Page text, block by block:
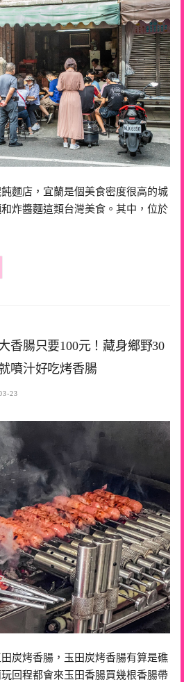
麵店，宜蘭是個美食密度很高的城
炸醬麵這類台灣美食。其中，位於
香腸只要100元！藏身鄉野30
噴汁好吃烤香腸
23
炭烤香腸，玉田炭烤香腸有算是礁
回程都會來玉田香腸買幾根香腸帶